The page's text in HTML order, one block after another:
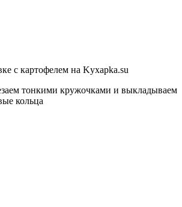
с картофелем на Kyxapka.su
тонкими кружочками и выкладываем
кольца